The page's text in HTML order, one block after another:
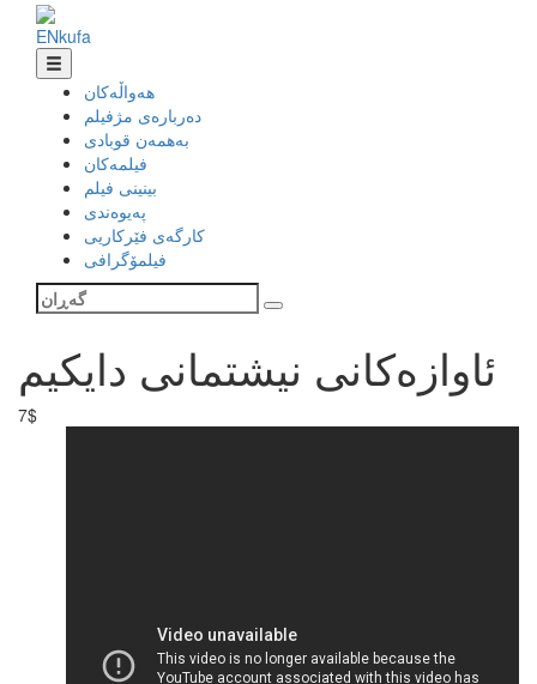
ENkufa
هەواڵەکان
دەربارەی مژفیلم
بەهمەن قوبادی
فیلمەکان
بینینی فیلم
پەیوەندی
کارگەی فێرکاریی
فیلمۆگرافی
ئاوازەکانی نیشتمانی دایکیم
7$